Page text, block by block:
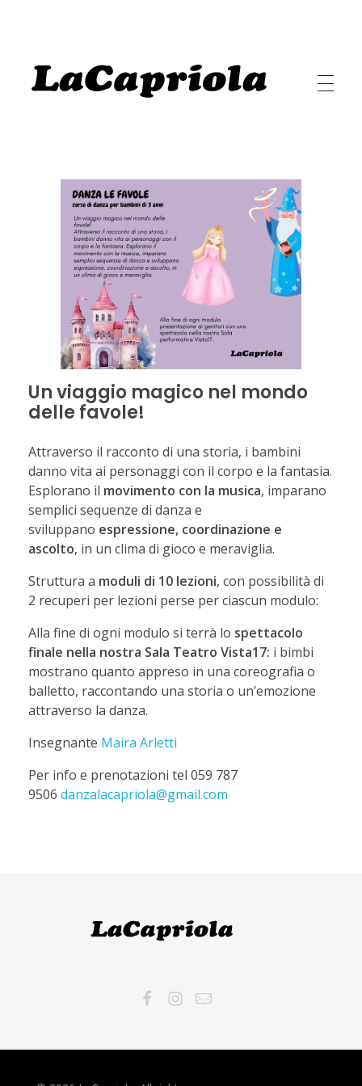
Un viaggio magico nel mondo
delle favole!
Attraverso il racconto di una storia, i bambini
danno vita ai personaggi con il corpo e la fantasia.
Esplorano il movimento con la musica, imparano
semplici sequenze di danza e
sviluppano espressione, coordinazione e
ascolto, in un clima di gioco e meraviglia.
Struttura a moduli di 10 lezioni, con possibilità di
2 recuperi per lezioni perse per ciascun modulo:
Alla fine di ogni modulo si terrà lo spettacolo
finale nella nostra Sala Teatro Vista17: i bimbi
mostrano quanto appreso in una coreografia o
balletto, raccontando una storia o un’emozione
attraverso la danza.
Insegnante Maira Arletti
Per info e prenotazioni tel 059 787
9506 danzalacapriola@gmail.com